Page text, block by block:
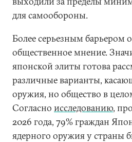
для самообороны.
Более серьезным барьером
общественное мнение.
японской элиты готова
различные варианты,
оружия, но общество в
Согласно исследованию,
2026 года, 79% граждан
ядерного оружия у страны